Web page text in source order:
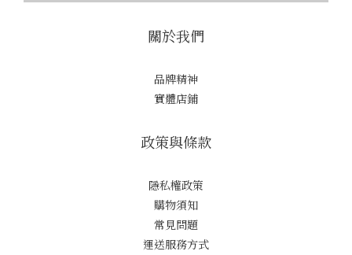
關於我們
品牌精神
實體店鋪
政策與條款
隱私權政策
購物須知
常見問題
運送服務方式